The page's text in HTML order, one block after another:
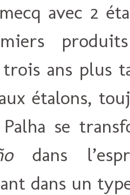
avec 2
trois ans plus
étalons,
se
dans
dans un